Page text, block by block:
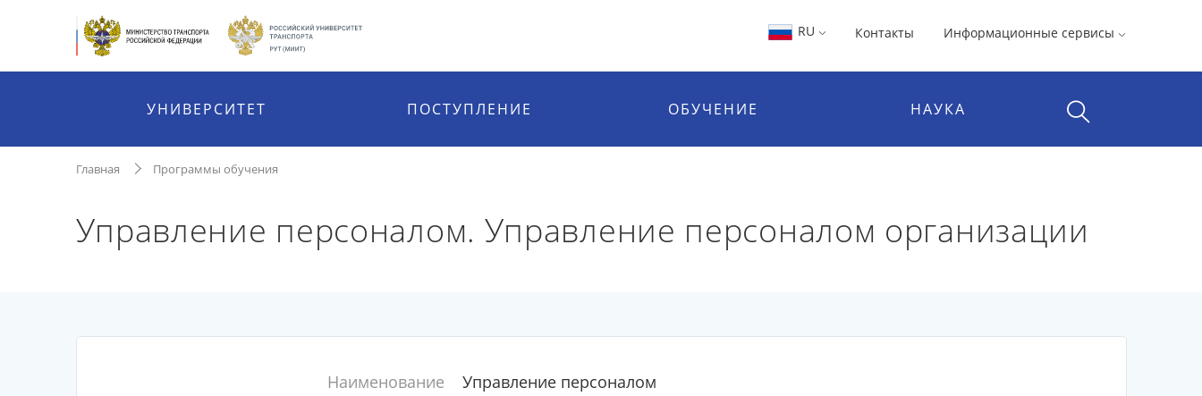
RU Контакты Информационные сервисы
УНИВЕРСИТЕТ ПОСТУПЛЕНИЕ ОБУЧЕНИЕ НАУКА
Главная Программы обучения
Управление персоналом. Управление персоналом организации
Наименование
Управление персоналом